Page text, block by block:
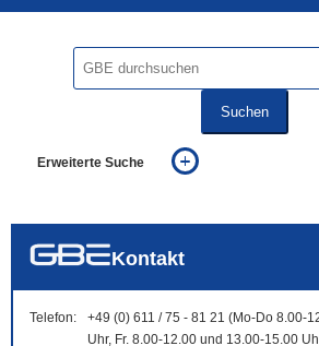
Suchen
Erweiterte Suche
auch in allen Texten suchen (Volltextsuche)
Kontakt
Telefon:
+49 (0) 611 / 75 - 81 21 (Mo-Do 8.00-
Uhr, Fr. 8.00-12.00 und 13.00-15.00